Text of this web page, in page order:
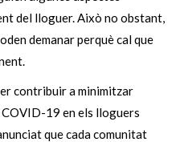
del lloguer. Això no obstant,
demanar perquè cal que
contribuir a minimitzar
COVID-19 en els lloguers
que cada comunitat